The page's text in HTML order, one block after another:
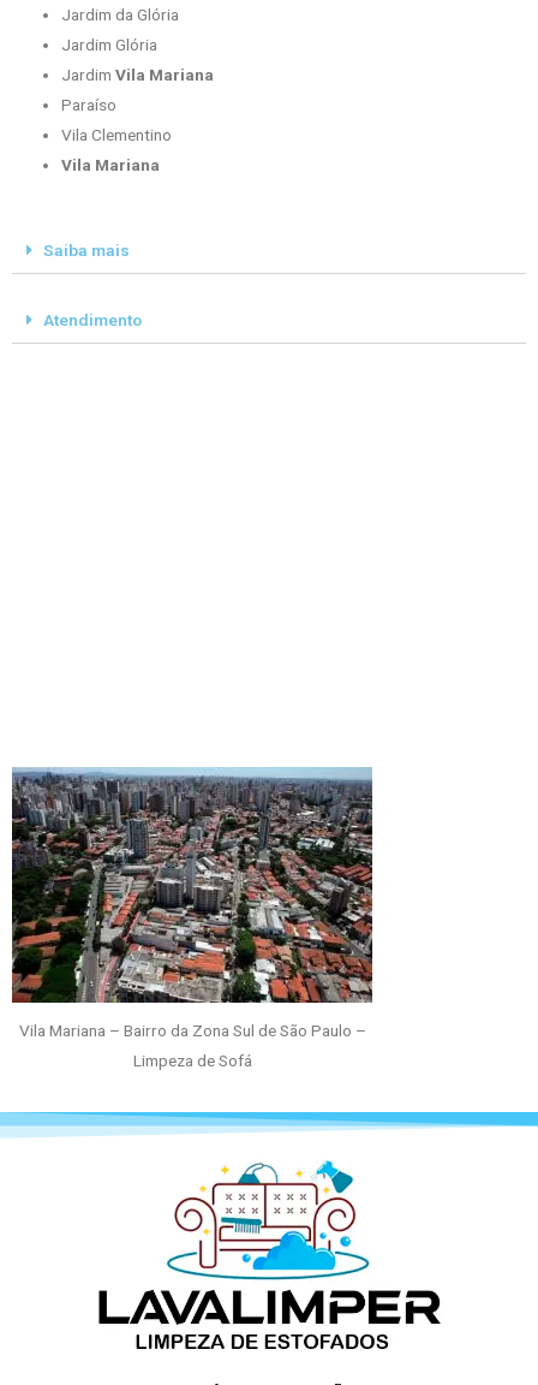
Jardim da Glória
Jardim Glória
JardimVila Mariana
Paraíso
Vila Clementino
Vila Mariana
Saiba mais
Atendimento
Vila Mariana – Bairro da Zona Sul de São Paulo –
Limpeza de Sofá